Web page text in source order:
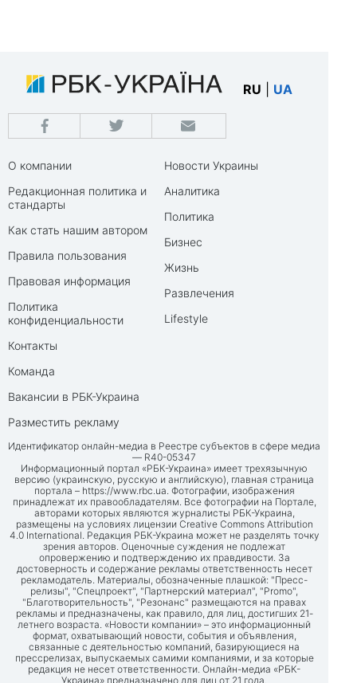
RU UA
О компании
Редакционная политика и
стандарты
Как стать нашим автором
Правила пользования
Правовая информация
Политика
конфиденциальности
Контакты
Команда
Вакансии в РБК-Украина
Разместить рекламу
Новости Украины
Аналитика
Политика
Бизнес
Жизнь
Развлечения
Lifestyle
Идентификатор онлайн-медиа в Реестре субъектов в сфере медиа
— R40-05347
Информационный портал «РБК-Украина» имеет трехязычную
версию (украинскую, русскую и английскую), главная страница
портала – https://www.rbc.ua. Фотографии, изображения
принадлежат их правообладателям. Все фотографии на Портале,
авторами которых являются журналисты РБК-Украина,
размещены на условиях лицензии Creative Commons Attribution
4.0 International. Редакция РБК-Украина может не разделять точку
зрения авторов. Оценочные суждения не подлежат
опровержению и подтверждению их правдивости. За
достоверность и содержание рекламы ответственность несет
рекламодатель. Материалы, обозначенные плашкой: "Пресс-
релизы", "Спецпроект", "Партнерский материал", "Promo",
"Благотворительность", "Резонанс" размещаются на правах
рекламы и предназначены, как правило, для лиц, достигших 21-
летнего возраста. «Новости компании» – это информационный
формат, охватывающий новости, события и объявления,
связанные с деятельностью компаний, базирующиеся на
прессрелизах, выпускаемых самими компаниями, и за которые
редакция не несет ответственности. Онлайн-медиа «РБК-
Украина» предназначено для лиц от 21 года.